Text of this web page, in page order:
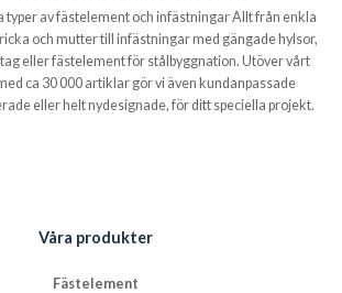
typer av fästelement och infästningar Allt från enkla
och mutter till infästningar med gängade hylsor,
eller fästelement för stålbyggnation. Utöver vårt
ca 30 000 artiklar gör vi även kundanpassade
eller helt nydesignade, för ditt speciella projekt.
Våra produkter
Fästelement